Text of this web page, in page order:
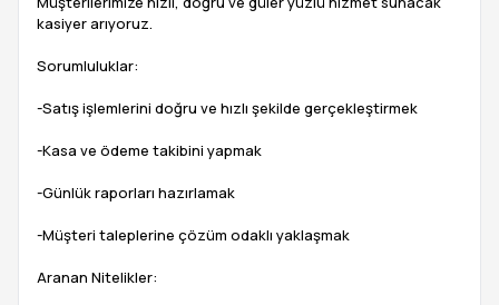
kasiyer arıyoruz.
Sorumluluklar:
-Satış işlemlerini doğru ve hızlı şekilde gerçekleştirmek
-Kasa ve ödeme takibini yapmak
-Günlük raporları hazırlamak
-Müşteri taleplerine çözüm odaklı yaklaşmak
Aranan Nitelikler: